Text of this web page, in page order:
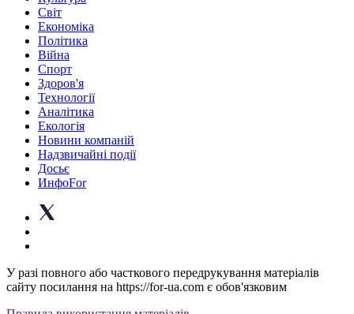
Світ
Економіка
Політика
Війна
Спорт
Здоров'я
Технології
Аналітика
Екологія
Новини компаній
Надзвичайні події
Досьє
ИнфоFor
У разі повного або часткового передрукування матеріалів
сайту посилання на https://for-ua.com є обов'язковим